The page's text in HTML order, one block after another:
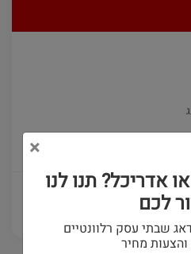
×
אדריכל? תנו לנו
לכם
שבתי עסק רלוונטיים
מחיר